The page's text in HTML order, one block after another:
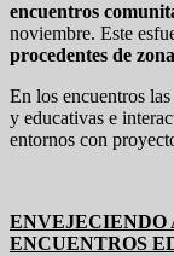
encuentros
noviembre. Este
procedentes de
En los encuentros
y educativas e
entornos con
ENCUENTROS